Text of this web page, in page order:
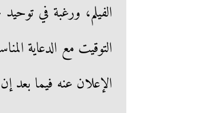
الفيلم، ورغبة في
التوقيت مع الدعاية
الإعلان عنه فيما بعد